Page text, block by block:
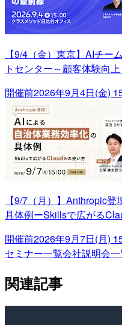
【9/4（金）東京】AIチー
トセンター～顧客体験向
開催前2026年9月4日(金)
【9/7（月）】Anthropic
具体例ーSkillsで広がる
開催前2026年9月7日(月)
セミナー一覧会社説明会
関連記事